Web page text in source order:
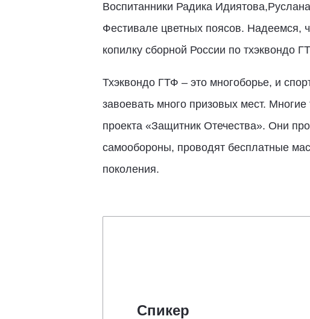
Воспитанники Радика
Фестивале цветных поясов. Надеемся,
копилку сборной России по тхэквондо
Тхэквондо ГТФ – это многоборье, и
завоевать много призовых мест.
проекта «Защитник Отечества». Они
самообороны, проводят бесплатные
поколения.
Спикер